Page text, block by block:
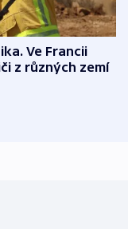
Ve Francii
z různých zemí